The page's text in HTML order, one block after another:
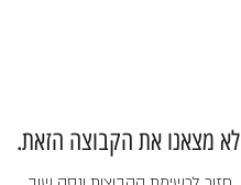
לא מצאנו את הקבוצה הזאת.